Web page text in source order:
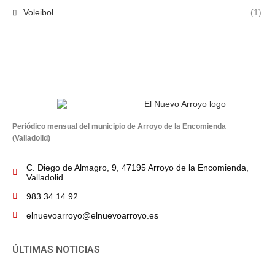
Voleibol (1)
Periódico mensual del municipio de Arroyo de la Encomienda
(Valladolid)
C. Diego de Almagro, 9, 47195 Arroyo de la Encomienda,
Valladolid
983 34 14 92
elnuevoarroyo@elnuevoarroyo.es
ÚLTIMAS NOTICIAS